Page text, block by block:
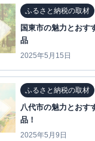
ふるさと納税の取材
国東市の魅力とおす
品
2025年5月15日
ふるさと納税の取材
八代市の魅力とおす
品！
2025年5月9日